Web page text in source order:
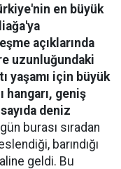
en büyük
açıklarında
uzunluğundaki
yaşamı için büyük
hangarı, geniş
deniz
burası sıradan
barındığı
geldi. Bu